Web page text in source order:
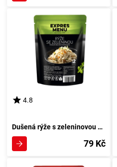
4.8
Dušená rýže s zeleninovou směsí 400 g
79 Kč